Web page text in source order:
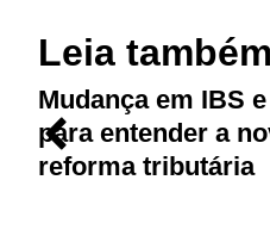
Leia também
Mudança em IBS
para entender a
reforma tributária